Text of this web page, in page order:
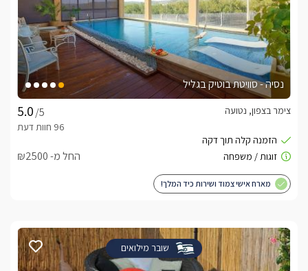
נסיה - סוויטת בוטיק בגליל
/5
צימר בצפון, נטועה
החל מ- ₪2500
מארח אישי צמוד ושירות כיד המלך!
שובר מילואים